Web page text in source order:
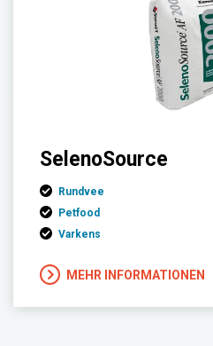
SelenoSource
Rundvee
Petfood
Varkens
MEHR INFORMATIONEN